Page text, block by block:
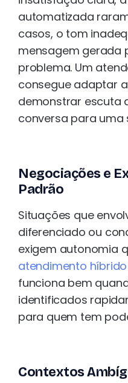
automatizada
casos, o tom
mensagem gerada
problema. Um
consegue adaptar
demonstrar escuta
conversa para
Negociações e
Padrão
Situações que
diferenciado ou
exigem autonomia
atendimento híbrido
funciona bem
identificados
para quem tem
Contextos